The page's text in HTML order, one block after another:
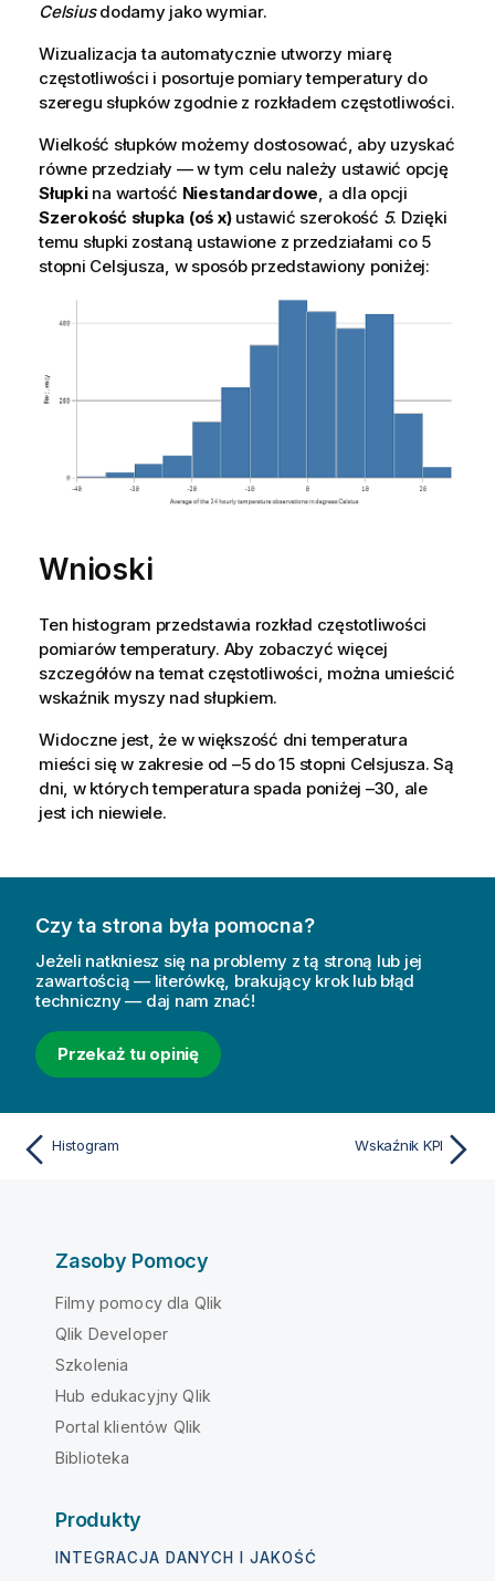
Celsiusdodamy jako wymiar.
Wizualizacja ta automatycznie utworzy miarę
częstotliwości i posortuje pomiary temperatury do
szeregu słupków zgodnie z rozkładem częstotliwości.
Wielkość słupków możemy dostosować, aby uzyskać
równe przedziały — w tym celu należy ustawić opcję
Słupkina wartość Niestandardowe, a dla opcji
Szerokość słupka (oś x)ustawić szerokość 5. Dzięki
temu słupki zostaną ustawione z przedziałami co 5
stopni Celsjusza, w sposób przedstawiony poniżej:
Wnioski
Ten histogram przedstawia rozkład częstotliwości
pomiarów temperatury. Aby zobaczyć więcej
szczegółów na temat częstotliwości, można umieścić
wskaźnik myszy nad słupkiem.
Widoczne jest, że w większość dni temperatura
mieści się w zakresie od –5 do 15 stopni Celsjusza. Są
dni, w których temperatura spada poniżej –30, ale
jest ich niewiele.
Czy ta strona była pomocna?
Jeżeli natkniesz się na problemy z tą stroną lub jej
zawartością — literówkę, brakujący krok lub błąd
techniczny — daj nam znać!
Przekaż tu opinię
Histogram Wskaźnik KPI
Zasoby Pomocy
Filmy pomocy dla Qlik
Qlik Developer
Szkolenia
Hub edukacyjny Qlik
Portal klientów Qlik
Biblioteka
Produkty
INTEGRACJA DANYCH I JAKOŚĆ